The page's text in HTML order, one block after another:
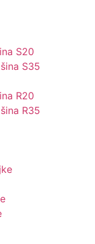
S20
S35
R20
R35